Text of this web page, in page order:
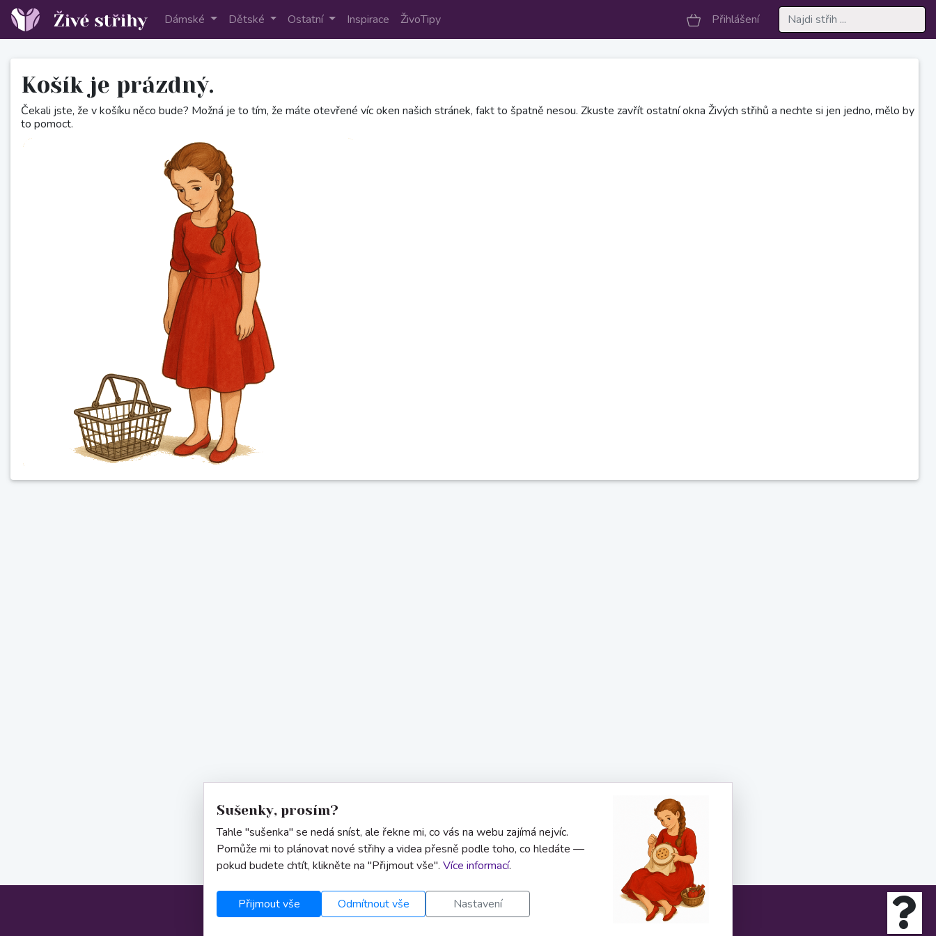
Dámské Dětské Ostatní Inspirace ŽivoTipy Přihlášení
Košík je prázdný.
Čekali jste, že v košíku něco bude? Možná je to tím, že máte otevřené víc oken našich stránek, fakt to špatně nesou. Zkuste zavřít ostatní okna Živých střihů a nechte si jen jedno, mělo by
to pomoct.
Informace Kontakt
Sušenky, prosím?
Tahle "sušenka" se nedá sníst, ale řekne mi, co vás na webu zajímá nejvíc.
Pomůže mi to plánovat nové střihy a videa přesně podle toho, co hledáte —
pokud budete chtít, klikněte na "Přijmout vše". Více informací.
Přijmout vše Odmítnout vše Nastavení